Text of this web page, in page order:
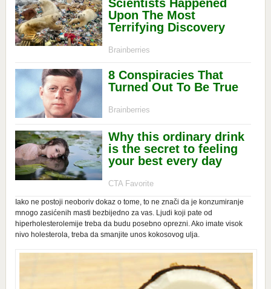
Iako ne postoji neoboriv dokaz o tome, to ne znači da je konzumiranje
mnogo zasićenih masti bezbijedno za vas. Ljudi koji pate od
hiperholesterolemije treba da budu posebno oprezni. Ako imate visok
nivo holesterola, treba da smanjite unos kokosovog ulja.